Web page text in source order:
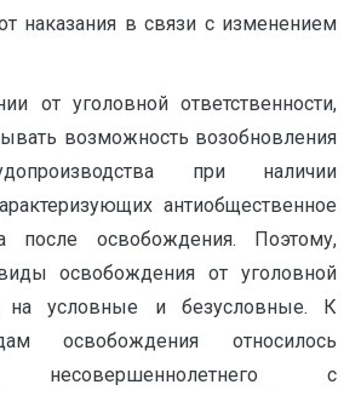
наказания в связи с изменением
от уголовной ответственности,
возможность возобновления
при наличии
антиобщественное
после освобождения. Поэтому,
освобождения от уголовной
на условные и безусловные. К
освобождения относилось
несовершеннолетнего с